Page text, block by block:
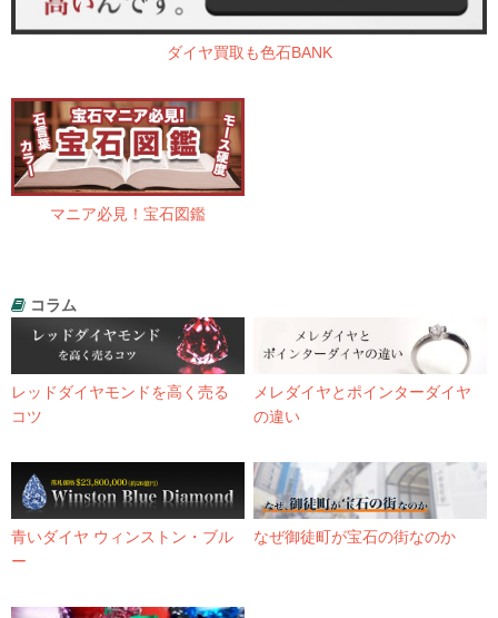
ダイヤ買取も色石BANK
マニア必見！宝石図鑑
コラム
レッドダイヤモンドを高く売る
コツ
メレダイヤとポインターダイヤ
の違い
青いダイヤ ウィンストン・ブル
ー
なぜ御徒町が宝石の街なのか